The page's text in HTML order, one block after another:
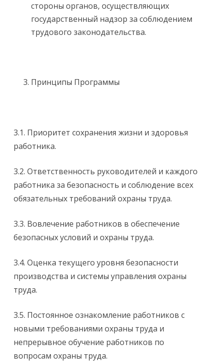
стороны органов, осуществляющих
государственный надзор за соблюдением
трудового законодательства.
Принципы Программы
3.1. Приоритет сохранения жизни и здоровья
работника.
3.2. Ответственность руководителей и каждого
работника за безопасность и соблюдение всех
обязательных требований охраны труда.
3.3. Вовлечение работников в обеспечение
безопасных условий и охраны труда.
3.4. Оценка текущего уровня безопасности
производства и системы управления охраны
труда.
3.5. Постоянное ознакомление работников с
новыми требованиями охраны труда и
непрерывное обучение работников по
вопросам охраны труда.